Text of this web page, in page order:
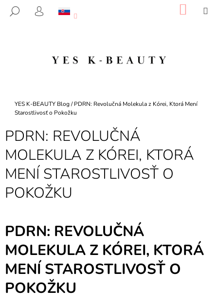
HĽADAŤ
PRIHLÁSENIE KOŠÍK
Domov
YES K-BEAUTY Blog/ PDRN: Revolučná Molekula z Kórei, Ktorá Mení
Starostlivosť o Pokožku
PDRN: REVOLUČNÁ
MOLEKULA Z KÓREI, KTORÁ
MENÍ STAROSTLIVOSŤ O
POKOŽKU
PDRN: REVOLUČNÁ
MOLEKULA Z KÓREI, KTORÁ
MENÍ STAROSTLIVOSŤ O
POKOŽKU
T
R
E
B
U
E
T
Á
S
Ť
?